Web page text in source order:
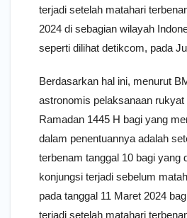
terjadi setelah matahari
2024 di sebagian wilayah
seperti dilihat detikcom, pada
Berdasarkan hal ini, menurut
astronomis pelaksanaan rukyat
Ramadan 1445 H bagi yang
dalam penentuannya adalah
terbenam tanggal 10 bagi yang
konjungsi terjadi sebelum
pada tanggal 11 Maret 2024
terjadi setelah matahari